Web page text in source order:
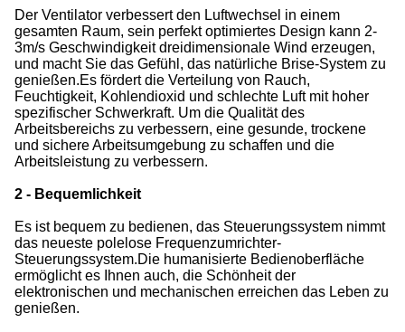
Der Ventilator verbessert den Luftwechsel in einem
gesamten Raum, sein perfekt optimiertes Design kann 2-
3m/s Geschwindigkeit dreidimensionale Wind erzeugen,
und macht Sie das Gefühl, das natürliche Brise-System zu
genießen.Es fördert die Verteilung von Rauch,
Feuchtigkeit, Kohlendioxid und schlechte Luft mit hoher
spezifischer Schwerkraft. Um die Qualität des
Arbeitsbereichs zu verbessern, eine gesunde, trockene
und sichere Arbeitsumgebung zu schaffen und die
Arbeitsleistung zu verbessern.
2 - Bequemlichkeit
Es ist bequem zu bedienen, das Steuerungssystem nimmt
das neueste polelose Frequenzumrichter-
Steuerungssystem.Die humanisierte Bedienoberfläche
ermöglicht es Ihnen auch, die Schönheit der
elektronischen und mechanischen erreichen das Leben zu
genießen.